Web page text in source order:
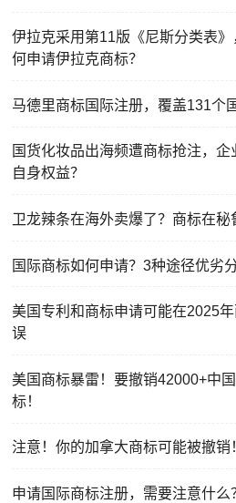
伊拉克采用第11版《尼斯分类表》
何申请伊拉克商标？
马德里商标国际注册，覆盖131个
国货化妆品出海频遭商标抢注，企
自身权益？
卫龙辣条在海外卖爆了？商标在秘
国际商标如何申请？3种途径优劣分
美国专利和商标申请可能在2025
误
美国商标暴雷！要撤销42000+中
标！
注意！你的加拿大商标可能被撤销
申请国际商标注册，需要注意什么